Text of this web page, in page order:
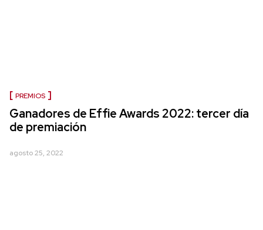
PREMIOS
Ganadores de Effie Awards 2022: tercer día
de premiación
agosto 25, 2022